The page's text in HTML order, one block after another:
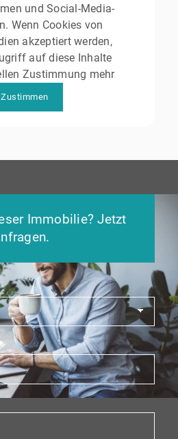
und Social-Media-
Wenn Cookies von
akzeptiert werden,
auf diese Inhalte
Zustimmung mehr
Zustimmen
Immobilie? Jetzt